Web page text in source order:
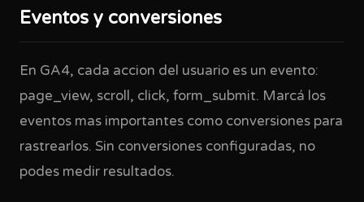
Eventos y conversiones
En GA4, cada accion del usuario es un evento:
page_view, scroll, click, form_submit. Marcá los
eventos mas importantes como conversiones para
rastrearlos. Sin conversiones configuradas, no
podes medir resultados.